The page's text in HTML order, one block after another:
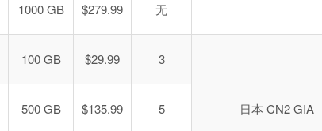
1000 GB $279.99 无
100 GB $29.99 3
日本 CN2 GIA
500 GB $135.99 5